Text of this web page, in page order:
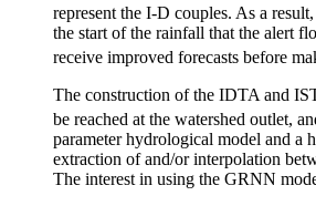
represent the I-D couples. As a
the start of the rainfall that the alert
receive improved forecasts before
The construction of the IDTA and
be reached at the watershed outlet,
parameter hydrological model and a
extraction of and/or interpolation
The interest in using the GRNN